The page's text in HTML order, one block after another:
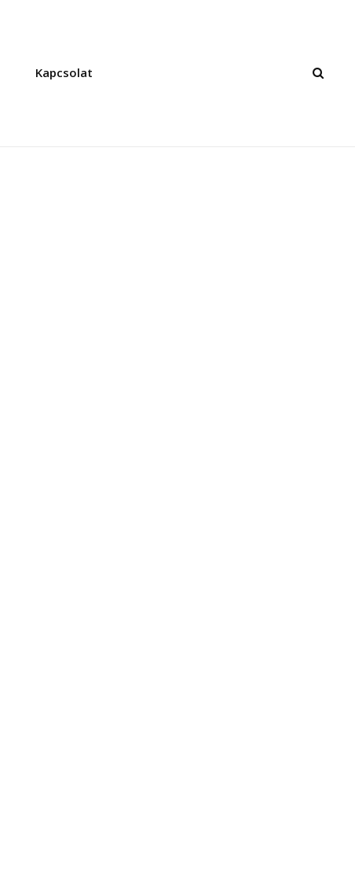
Kapcsolat